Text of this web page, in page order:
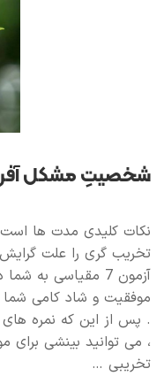
شخصیتِ مشکل
نکات کلیدی مدت ها
تخریب گری را علت
آزمون 7 مقیاسی
موفقیت و شاد کامی
. پس از این که نمره
، می توانید بینشی
تخریبی …